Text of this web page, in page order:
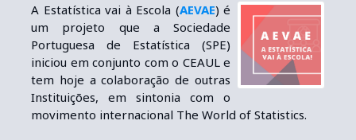
A Estatística vai à Escola (AEVAE) é
um projeto que a Sociedade
Portuguesa de Estatística (SPE)
iniciou em conjunto com o CEAUL e
tem hoje a colaboração de outras
Instituições, em sintonia com o
movimento internacional The World of Statistics.